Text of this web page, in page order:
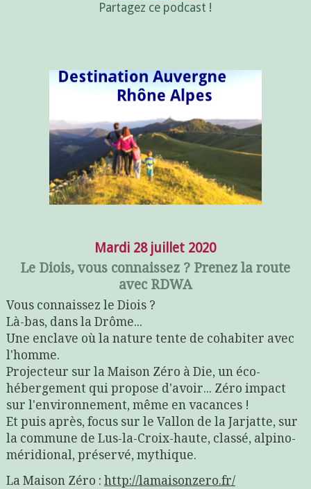
Partagez ce podcast !
Mardi 28 juillet 2020
Le Diois, vous connaissez ? Prenez la route
avec RDWA
Vous connaissez le Diois ?
Là-bas, dans la Drôme...
Une enclave où la nature tente de cohabiter avec
l'homme.
Projecteur sur la Maison Zéro à Die, un éco-
hébergement qui propose d'avoir... Zéro impact
sur l'environnement, même en vacances !
Et puis après, focus sur le Vallon de la Jarjatte, sur
la commune de Lus-la-Croix-haute, classé, alpino-
méridional, préservé, mythique.
La Maison Zéro : http://lamaisonzero.fr/